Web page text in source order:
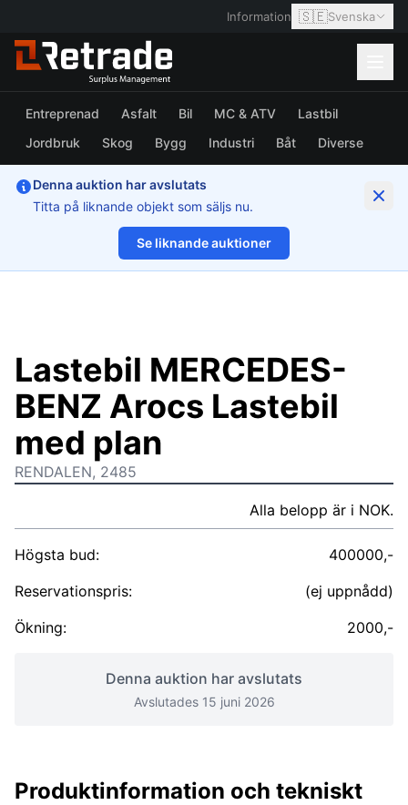
Information 🇸🇪Svenska
Entreprenad Asfalt Bil MC & ATV
Lastbil
Jordbruk
Skog Bygg Industri Båt Diverse
Denna auktion har avslutats
Titta på liknande objekt som säljs nu.
Se liknande auktioner
1/17
Lastebil MERCEDES-
BENZ Arocs Lastebil
med plan
RENDALEN, 2485
Alla belopp är i NOK.
Högsta bud:
400000,-
Reservationspris:
(ej uppnådd)
Ökning:
2000,-
Denna auktion har avslutats
Avslutades 15 juni 2026
Produktinformation och tekniskt